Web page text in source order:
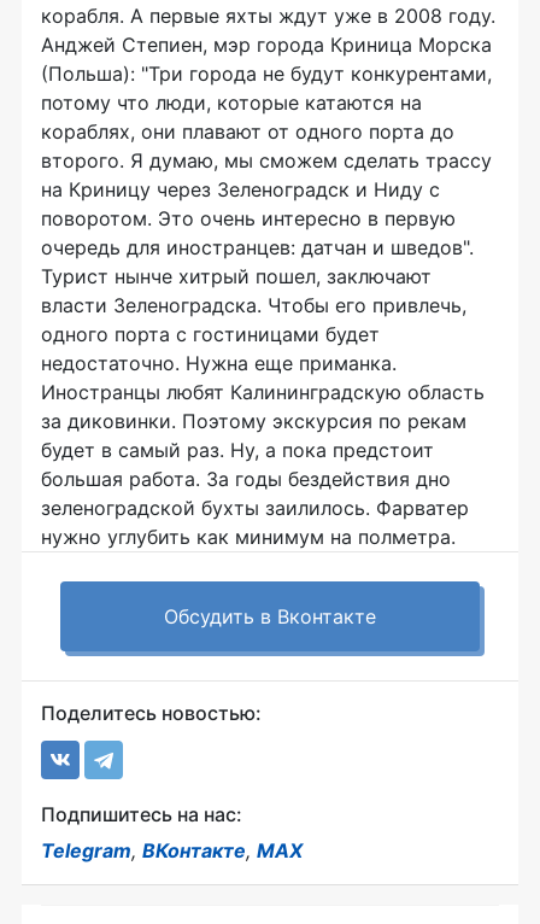
корабля. А первые яхты ждут уже в 2008 году.
Анджей Степиен, мэр города Криница Морска
(Польша): "Три города не будут конкурентами,
потому что люди, которые катаются на
кораблях, они плавают от одного порта до
второго. Я думаю, мы сможем сделать трассу
на Криницу через Зеленоградск и Ниду с
поворотом. Это очень интересно в первую
очередь для иностранцев: датчан и шведов".
Турист нынче хитрый пошел, заключают
власти Зеленоградска. Чтобы его привлечь,
одного порта с гостиницами будет
недостаточно. Нужна еще приманка.
Иностранцы любят Калининградскую область
за диковинки. Поэтому экскурсия по рекам
будет в самый раз. Ну, а пока предстоит
большая работа. За годы бездействия дно
зеленоградской бухты заилилось. Фарватер
нужно углубить как минимум на полметра.
Обсудить в Вконтакте
Поделитесь новостью:
Подпишитесь на нас:
Telegram, ВКонтакте, MAX